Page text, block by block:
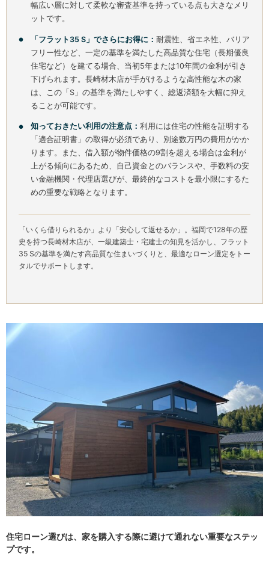
幅広い層に対して柔軟な審査基準を持っている点も大きなメリ
ットです。
「フラット35 S」でさらにお得に：耐震性、省エネ性、バリア
フリー性など、一定の基準を満たした高品質な住宅（長期優良
住宅など）を建てる場合、当初5年または10年間の金利が引き
下げられます。長崎材木店が手がけるような高性能な木の家
は、この「S」の基準を満たしやすく、総返済額を大幅に抑え
ることが可能です。
知っておきたい利用の注意点：利用には住宅の性能を証明する
「適合証明書」の取得が必須であり、別途数万円の費用がかか
ります。また、借入額が物件価格の9割を超える場合は金利が
上がる傾向にあるため、自己資金とのバランスや、手数料の安
い金融機関・代理店選びが、最終的なコストを最小限にするた
めの重要な戦略となります。
「いくら借りられるか」より「安心して返せるか」。福岡で128年の歴
史を持つ長崎材木店が、一級建築士・宅建士の知見を活かし、フラット
35 Sの基準を満たす高品質な住まいづくりと、最適なローン選定をトー
タルでサポートします。
住宅ローン選びは、家を購入する際に避けて通れない重要なステッ
プです。